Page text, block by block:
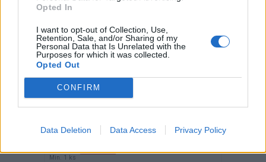
Opted In
I want to opt-out of Collection, Use,
Retention, Sale, and/or Sharing of my
Personal Data that Is Unrelated with the
Purposes for which it was collected.
Opted Out
CONFIRM
Data Deletion Data Access Privacy Policy
16,50 €
bez DPH
Min. 1 ks
Skladom